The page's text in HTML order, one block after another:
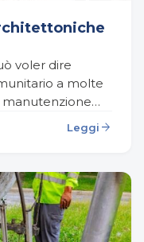
voler dire
a molte
manutenzione
la gestione…
Leggi arrow_forward